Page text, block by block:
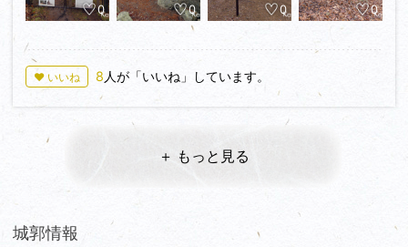
0 0 0 0
♥ いいね 8 人が「いいね」しています。
＋ もっと見る
城郭情報